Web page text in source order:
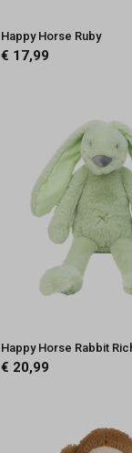
Happy Horse Ruby
€ 17,99
Happy Horse Rabbit
€ 20,99